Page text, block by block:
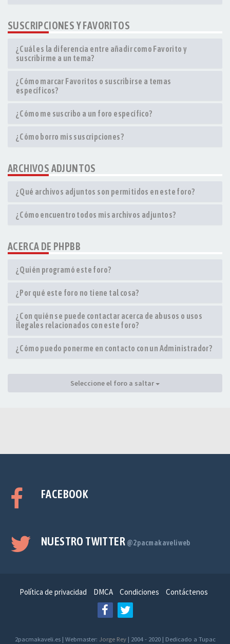
SUSCRIPCIONES Y FAVORITOS
¿Cuál es la diferencia entre añadir como Favorito y
suscribirme a un tema?
¿Cómo marcar Favoritos o suscribirse a temas
específicos?
¿Cómo me suscribo a un foro específico?
¿Cómo borro mis suscripciones?
ARCHIVOS ADJUNTOS
¿Qué archivos adjuntos son permitidos en este foro?
¿Cómo encuentro todos mis archivos adjuntos?
ACERCA DE PHPBB
¿Quién programó este foro?
¿Por qué este foro no tiene tal cosa?
¿Con quién se puede contactar acerca de abusos o usos
ilegales relacionados con este foro?
¿Cómo puedo ponerme en contacto con un Administrador?
Seleccione el foro a saltar
FACEBOOK
NUESTRO TWITTER @2pacmakaveliweb
Política de privacidad DMCA Condiciones Contáctenos
2pacmakaveli.es | Webmaster: Jorge Rey| 2004 - 2020 | Dedicado a Tupac